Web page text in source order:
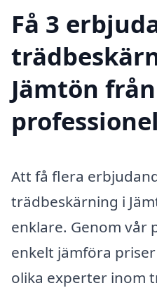
Få 3
Jämtön från
Att få flera
trädbeskärning i
enklare. Genom vår
enkelt jämföra
olika experter inom